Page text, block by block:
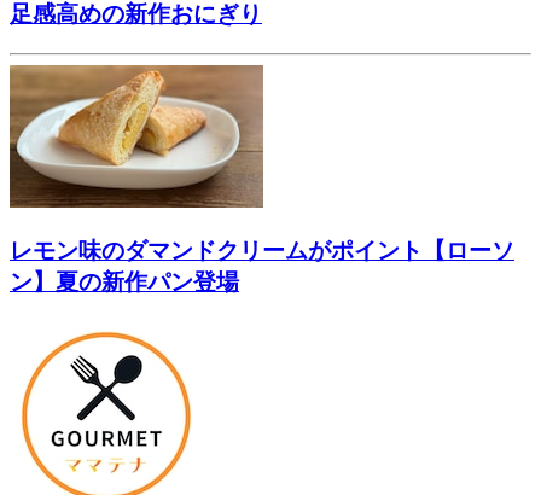
足感高めの新作おにぎり
レモン味のダマンドクリームがポイント【ローソ
ン】夏の新作パン登場